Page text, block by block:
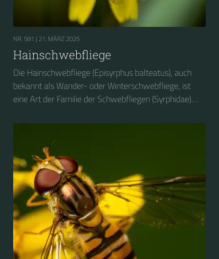
NR. 581 | 21. MÄRZ 2025
Hainschwebfliege
Die Hainschwebfliege (Episyrphus balteatus), auch
bekannt als Wander- oder Winterschwebfliege, ist
eine Art der Familie der Schwebfliegen (Syrphidae).
gewählt....